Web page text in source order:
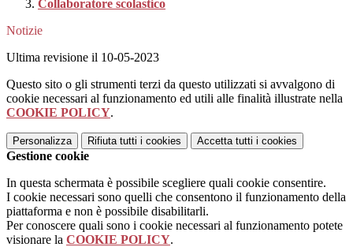
Collaboratore scolastico
Notizie
Ultima revisione il 10-05-2023
Questo sito o gli strumenti terzi da questo utilizzati si avvalgono di
cookie necessari al funzionamento ed utili alle finalità illustrate nella
COOKIE POLICY.
Personalizza Rifiuta tutti i cookies Accetta tutti i cookies
Gestione cookie
In questa schermata è possibile scegliere quali cookie consentire.
I cookie necessari sono quelli che consentono il funzionamento della
piattaforma e non è possibile disabilitarli.
Per conoscere quali sono i cookie necessari al funzionamento potete
visionare la COOKIE POLICY.